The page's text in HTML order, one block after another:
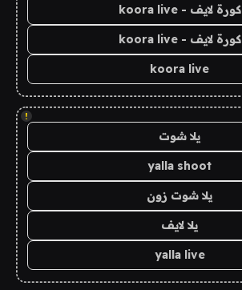
كورة لايف - koora live
كورة لايف - koora live
koora live
!
يلا شوت
yalla shoot
يلا شوت زون
يلا لايف
yalla live